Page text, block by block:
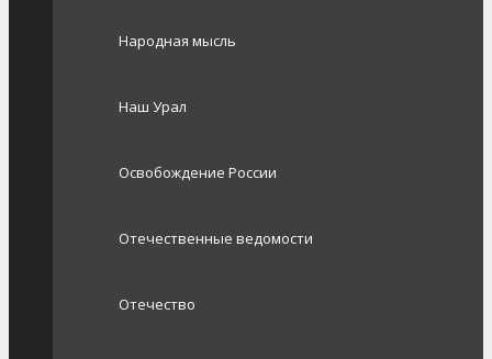
Народная мысль
Наш Урал
Освобождение России
Отечественные ведомости
Отечество